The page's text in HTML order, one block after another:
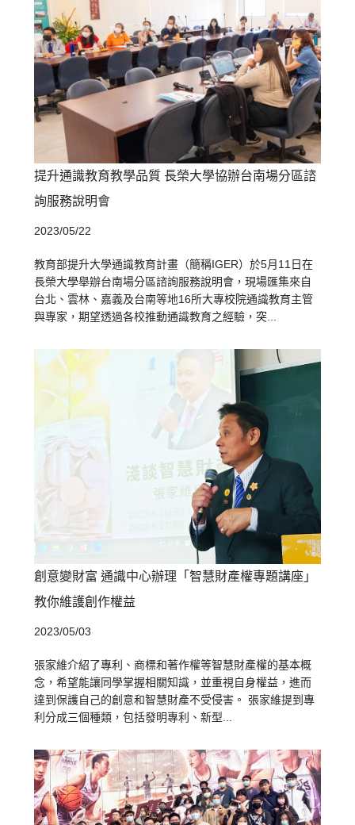
提升通識教育教學品質 長榮大學協辦台南場分區諮
詢服務說明會
2023/05/22
教育部提升大學通識教育計畫（簡稱IGER）於5月11日在
長榮大學舉辦台南場分區諮詢服務說明會，現場匯集來自
台北、雲林、嘉義及台南等地16所大專校院通識教育主管
與專家，期望透過各校推動通識教育之經驗，突...
創意變財富 通識中心辦理「智慧財產權專題講座」
教你維護創作權益
2023/05/03
張家維介紹了專利、商標和著作權等智慧財產權的基本概
念，希望能讓同學掌握相關知識，並重視自身權益，進而
達到保護自己的創意和智慧財產不受侵害。 張家維提到專
利分成三個種類，包括發明專利、新型...